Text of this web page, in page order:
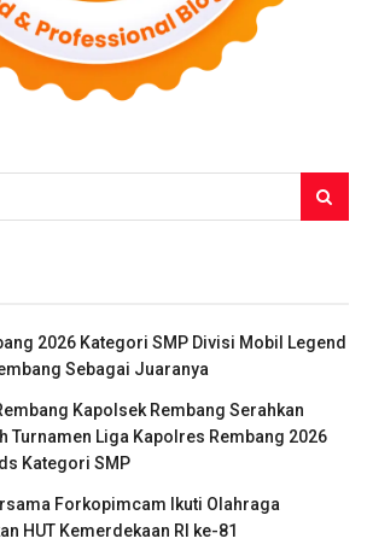
2026 Kategori SMP Divisi Mobil Legend
Sebagai Juaranya
Kapolsek Rembang Serahkan
Turnamen Liga Kapolres Rembang 2026
Kategori SMP
Forkopimcam Ikuti Olahraga
HUT Kemerdekaan RI ke-81